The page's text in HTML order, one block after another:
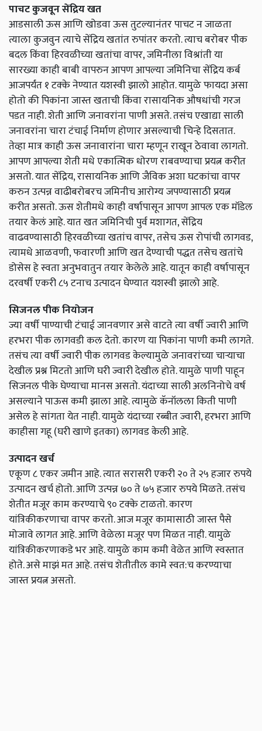
पाचट कुजवून सेंद्रिय खत
आडसाली ऊस आणि खोडवा ऊस तुटल्यानंतर पाचट न जाळता
त्याला कुजवुन त्याचे सेंद्रिय खतांत रुपांतर करतो. त्याच बरोबर पीक
बदल किंवा हिरवळीच्या खतांचा वापर, जमिनीला विश्रांती या
सारख्या काही बाबी वापरुन आपण आपल्या जमिनिचा सेंद्रिय कर्ब
आजपर्यंत १ टक्के नेण्यात यशस्वी झालो आहोत. यामुळे फायदा असा
होतो की पिकांना जास्त खताची किंवा रासायनिक औषधांची गरज
पडत नाही. शेती आणि जनावरांना पाणी असते. तसंच एखाद्या साली
जनावरांना चारा टंचाई निर्माण होणार असल्याची चिन्हे दिसतात.
तेव्हा मात्र काही ऊस जनावारांना चारा म्हणून राखून ठेवावा लागतो.
आपण आपल्या शेती मधे एकात्मिक धोरण राबवण्याचा प्रयत्न करीत
असतो. यात सेंद्रिय, रासायनिक आणि जैविक अशा घटकांचा वापर
करुन उत्पन्न वाढीबरोबरच जमिनीच आरोग्य जपण्यासाठी प्रयत्न
करीत असतो. ऊस शेतीमधे काही वर्षापासून आपण आपल एक मॉडेल
तयार केलं आहे. यात खत जमिनिची पुर्व मशागत, सेंद्रिय
वाढवण्यासाठी हिरवळीच्या खतांच वापर, तसेच ऊस रोपांची लागवड,
त्यामधे आळवणी, फवारणी आणि खत देण्याची पद्धत तसेच खतांचे
डोसेस हे स्वता अनुभवातुन तयार केलेले आहे. यातून काही वर्षापासून
दरवर्षी एकरी ८५ टनाच उत्पादन घेण्यात यशस्वी झालो आहे.
सिजनल पीक नियोजन
ज्या वर्षी पाण्याची टंचाई जानवणार असे वाटते त्या वर्षी ज्वारी आणि
हरभरा पीक लागवडी कल देतो. कारण या पिकांना पाणी कमी लागते.
तसंच त्या वर्षी ज्वारी पीक लागवड केल्यामुळे जनावरांच्या चाऱ्याचा
देखील प्रश्न मिटतो आणि घरी ज्वारी देखील होते. यामुळे पाणी पाहून
सिजनल पीके घेण्याचा मानस असतो. यंदाच्या साली अलनिनोचे वर्ष
असल्याने पाऊस कमी झाला आहे. त्यामुळे कॅनॉलला किती पाणी
असेल हे सांगता येत नाही. यामुळे यंदाच्या रब्बीत ज्वारी, हरभरा आणि
काहीसा गहू (घरी खाणे इतका) लागवड केली आहे.
उत्पादन खर्च
एकूण ८ एकर जमीन आहे. त्यात सरासरी एकरी २० ते २५ हजार रुपये
उत्पादन खर्च होतो. आणि उत्पन्न ७० ते ७५ हजार रुपये मिळते. तसंच
शेतीत मजूर काम करण्याचे ९० टक्के टाळतो. कारण
यांत्रिकीकरणाचा वापर करतो. आज मजूर कामासाठी जास्त पैसे
मोजावे लागत आहे. आणि वेळेला मजूर पण मिळत नाही. यामुळे
यांत्रिकीकरणाकडे भर आहे. यामुळे काम कमी वेळेत आणि स्वस्तात
होते. असे माझं मत आहे. तसंच शेतीतील कामे स्वत:च करण्याचा
जास्त प्रयत्न असतो.